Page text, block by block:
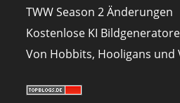
TWW Season 2 Änderungen
Kostenlose KI
Von Hobbits, Hooligans und